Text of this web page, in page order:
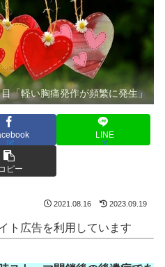
「軽い胸痛発作が頻繁に発生」
LINE
ピー
2021.08.16 2023.09.19
ト広告を利用しています